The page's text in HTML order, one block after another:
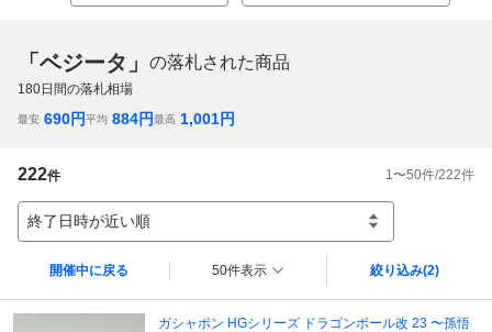
「ベジータ」 の落札された商品
180日間の落札相場
最安 690円平均 884円最高 1,001円
222件 1 〜50件/222件
終了日時が近い順
開催中に戻る 50件表示 絞り込み(2)
ガシャポン HGシリーズ ドラゴンボール改 23 〜孫悟